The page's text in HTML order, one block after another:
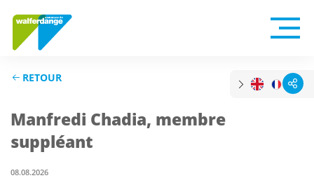
RETOUR
Manfredi Chadia, membre
suppléant
08.08.2026